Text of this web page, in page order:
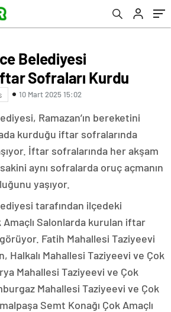
Belediyesi
Sofraları Kurdu
10 Mart 2025 15:02
Ramazan’ın bereketini
kurduğu iftar sofralarında
İftar sofralarında her akşam
aynı sofralarda oruç açmanın
yaşıyor.
tarafından ilçedeki
Salonlarda kurulan iftar
Fatih Mahallesi Taziyeevi
Halkalı Mahallesi Taziyeevi ve Çok
Mahallesi Taziyeevi ve Çok
Mahallesi Taziyeevi ve Çok
Semt Konağı Çok Amaçlı